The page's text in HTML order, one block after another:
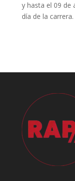
y hasta el 09 de
día de la carrera.